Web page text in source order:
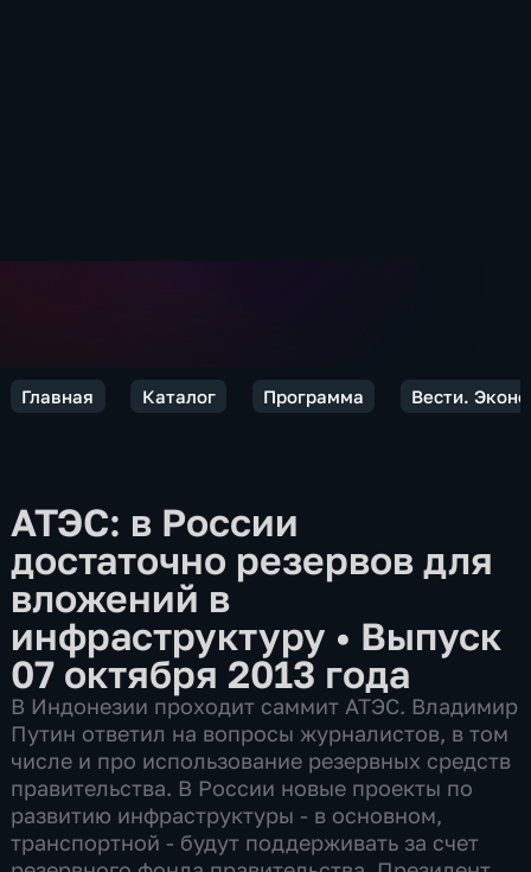
Главная Каталог Программа Вести.
АТЭС: в России
достаточно резервов для
вложений в
инфраструктуру • Выпуск
07 октября 2013 года
В Индонезии проходит саммит АТЭС. Владимир
Путин ответил на вопросы журналистов, в том
числе и про использование резервных средств
правительства. В России новые проекты по
развитию инфраструктуры - в основном,
транспортной - будут поддерживать за счет